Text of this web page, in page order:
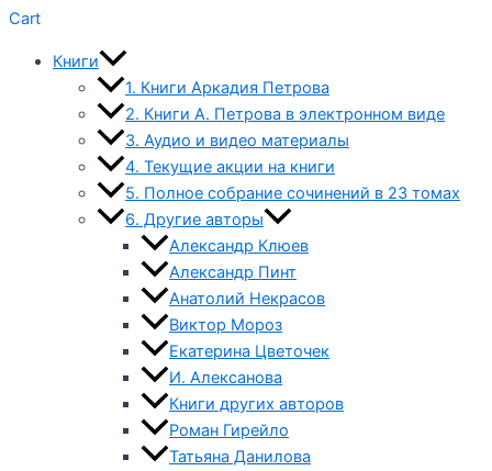
Cart
Книги
1. Книги Аркадия Петрова
2. Книги А. Петрова в электронном виде
3. Аудио и видео материалы
4. Текущие акции на книги
5. Полное собрание сочинений в 23 томах
6. Другие авторы
Александр Клюев
Александр Пинт
Анатолий Некрасов
Виктор Мороз
Екатерина Цветочек
И. Алексанова
Книги других авторов
Роман Гирейло
Татьяна Данилова